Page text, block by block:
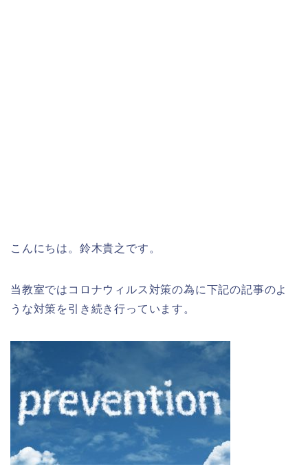
こんにちは。鈴木貴之です。
当教室ではコロナウィルス対策の為に下記の記事のよ
うな対策を引き続き行っています。